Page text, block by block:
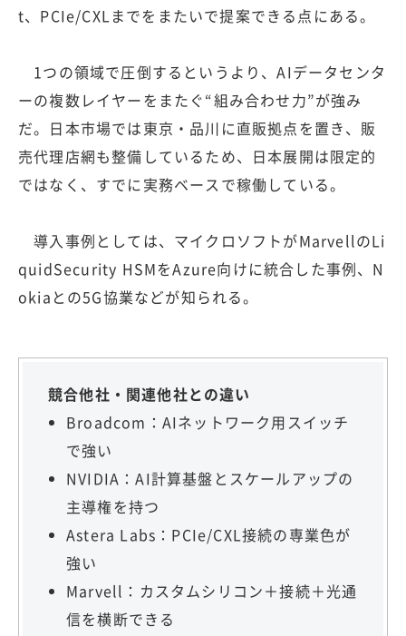
t、PCIe/CXLまでをまたいで提案できる点にある。
1つの領域で圧倒するというより、AIデータセンタ
ーの複数レイヤーをまたぐ“組み合わせ力”が強み
だ。日本市場では東京・品川に直販拠点を置き、販
売代理店網も整備しているため、日本展開は限定的
ではなく、すでに実務ベースで稼働している。
導入事例としては、マイクロソフトがMarvellのLi
quidSecurity HSMをAzure向けに統合した事例、N
okiaとの5G協業などが知られる。
競合他社・関連他社との違い
Broadcom：AIネットワーク用スイッチ
で強い
NVIDIA：AI計算基盤とスケールアップの
主導権を持つ
Astera Labs：PCIe/CXL接続の専業色が
強い
Marvell：カスタムシリコン＋接続＋光通
信を横断できる